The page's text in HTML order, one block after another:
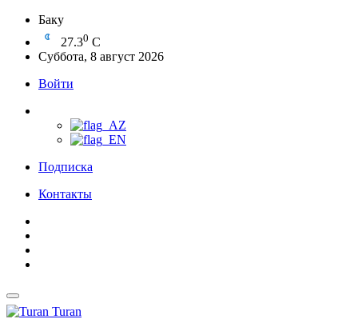
Баку
27.30 C
Суббота, 8 август 2026
Войти
Подписка
Контакты
Turan